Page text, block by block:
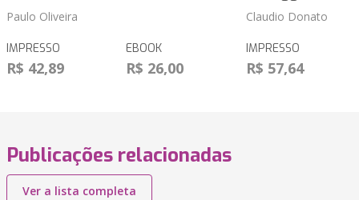
Paulo Oliveira
IMPRESSO
R$ 42,89
EBOOK
R$ 26,00
Claudio Donato
IMPRESSO
R$ 57,64
Publicações relacionadas
Ver a lista completa